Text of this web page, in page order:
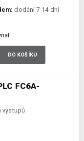
FC6A-
výstupů
dodání 7-14 dní
DO KOŠÍKU